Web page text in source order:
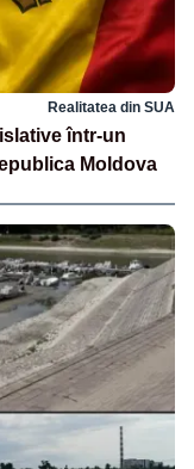
Realitatea din SUA
într-un
Moldova